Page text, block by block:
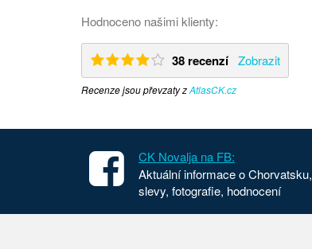
Hodnoceno našimi klienty:
38 recenzí Zobrazit
Recenze jsou převzaty zAtlasCK.cz
CK Novalja na FB:
Aktuální informace o Chorvatsku,
slevy, fotografie, hodnocení